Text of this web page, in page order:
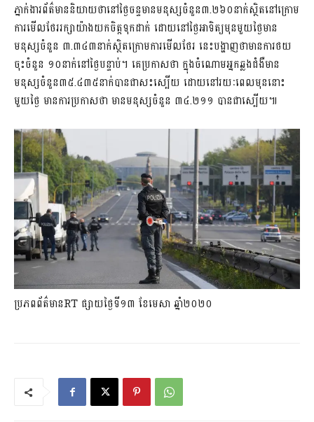
ភ្នាក់ងារព័ត៌មាននិយាយថានៅថ្ងៃចន្ទមានមនុស្សចំនួន៣.២៦០នាក់ស្ថិតនៅក្រោម
ការមើលថែររក្សាយ៉ាងយកចិត្តទុកដាក់ ដោយនៅថ្ងៃអាទិត្យមុនមួយថ្ងៃមាន
មនុស្សចំនួន ៣.៣៤៣នាក់ស្ថិតក្រោមការមើលថែរ នេះបង្ហាញថាមានការថយ
ចុះចំនួន ១០នាក់នៅថ្ងៃបន្ទាប់។ គេប្រកាសថា ក្នុងចំណោមអ្នកឆ្លងជំងឺមាន
មនុស្សចំនួន៣៥.៤៣៥នាក់បានជាសះស្បើយ ដោយនៅរយៈពេលមុននោះ
មួយថ្ងៃ មានការប្រកាសថា មានមនុស្សចំនួន ៣៤.២១១ បានជាស្បើយ៕
ប្រភពព័ត៌មានRT ផ្សាយថ្ងៃទី១៣ ខែមេសា ឆ្នាំ២០២០